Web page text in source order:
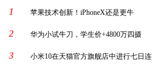
1 苹果技术创新！iPhoneX还是更牛
2 华为小试牛刀，学生价+4800万四摄
3 小米10在天猫官方旗舰店中进行七日连